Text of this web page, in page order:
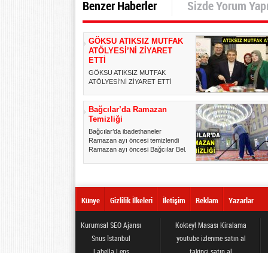
Benzer Haberler Sizde Yorum
GÖKSU ATIKSIZ MUTFAK
ATÖLYESİ’Nİ ZİYARET
ETTİ
GÖKSU ATIKSIZ MUTFAK
ATÖLYESİ’Nİ ZİYARET ETTİ
Tevfik Gö...
Bağcılar’da Ramazan
Temizliği
Bağcılar’da ibadethaneler
Ramazan ayı öncesi temizlendi
Ramazan ayı öncesi Bağcılar Bel...
Künye Gizlilik İlkeleri İletişim Reklam Yazarlar
Kurumsal SEO Ajansı
Snus İstanbul
Kokteyl Masası Kiralama
youtube izlenme satın al